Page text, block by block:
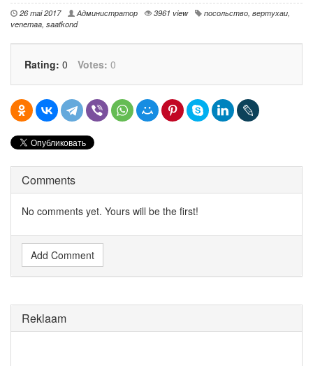
26 mai 2017 Администратор 3961 view посольство, вертухаи,
venemaa, saatkond
Rating: 0 Votes: 0
Comments
No comments yet. Yours will be the first!
Add Comment
Reklaam